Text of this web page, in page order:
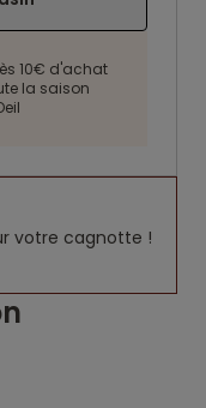
10€ d'achat
la saison
votre cagnotte !